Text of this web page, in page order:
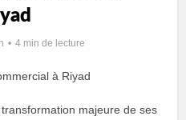
4 min de lecture
à Riyad
majeure de ses